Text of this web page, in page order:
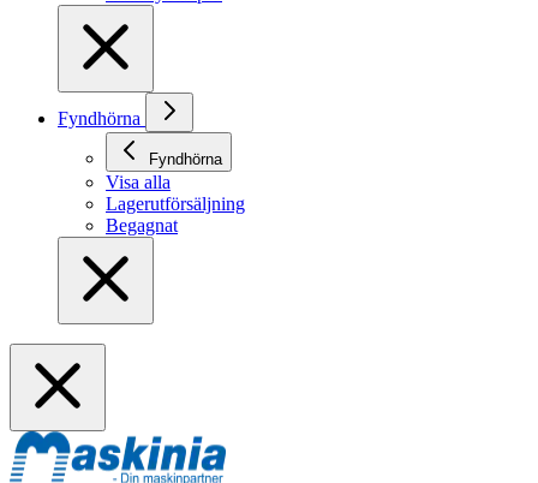
Fyndhörna
Fyndhörna
Visa alla
Lagerutförsäljning
Begagnat